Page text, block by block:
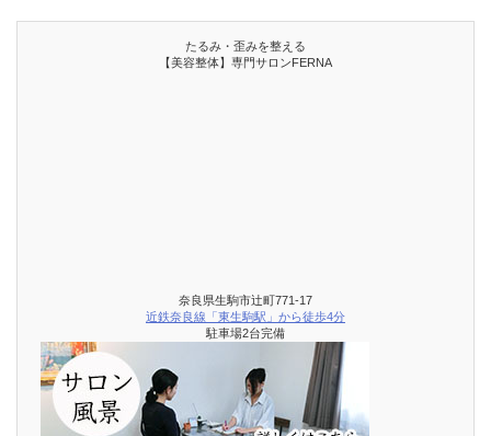
たるみ・歪みを整える
【美容整体】専門サロンFERNA
奈良県生駒市辻町771-17
近鉄奈良線「東生駒駅」から徒歩4分
駐車場2台完備